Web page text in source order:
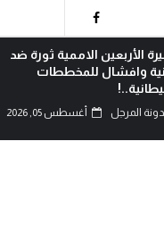
من يشهد بالحق؟!
مدونة المرجل أغسطس 05, 2026